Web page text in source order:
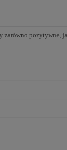
pozytywne,